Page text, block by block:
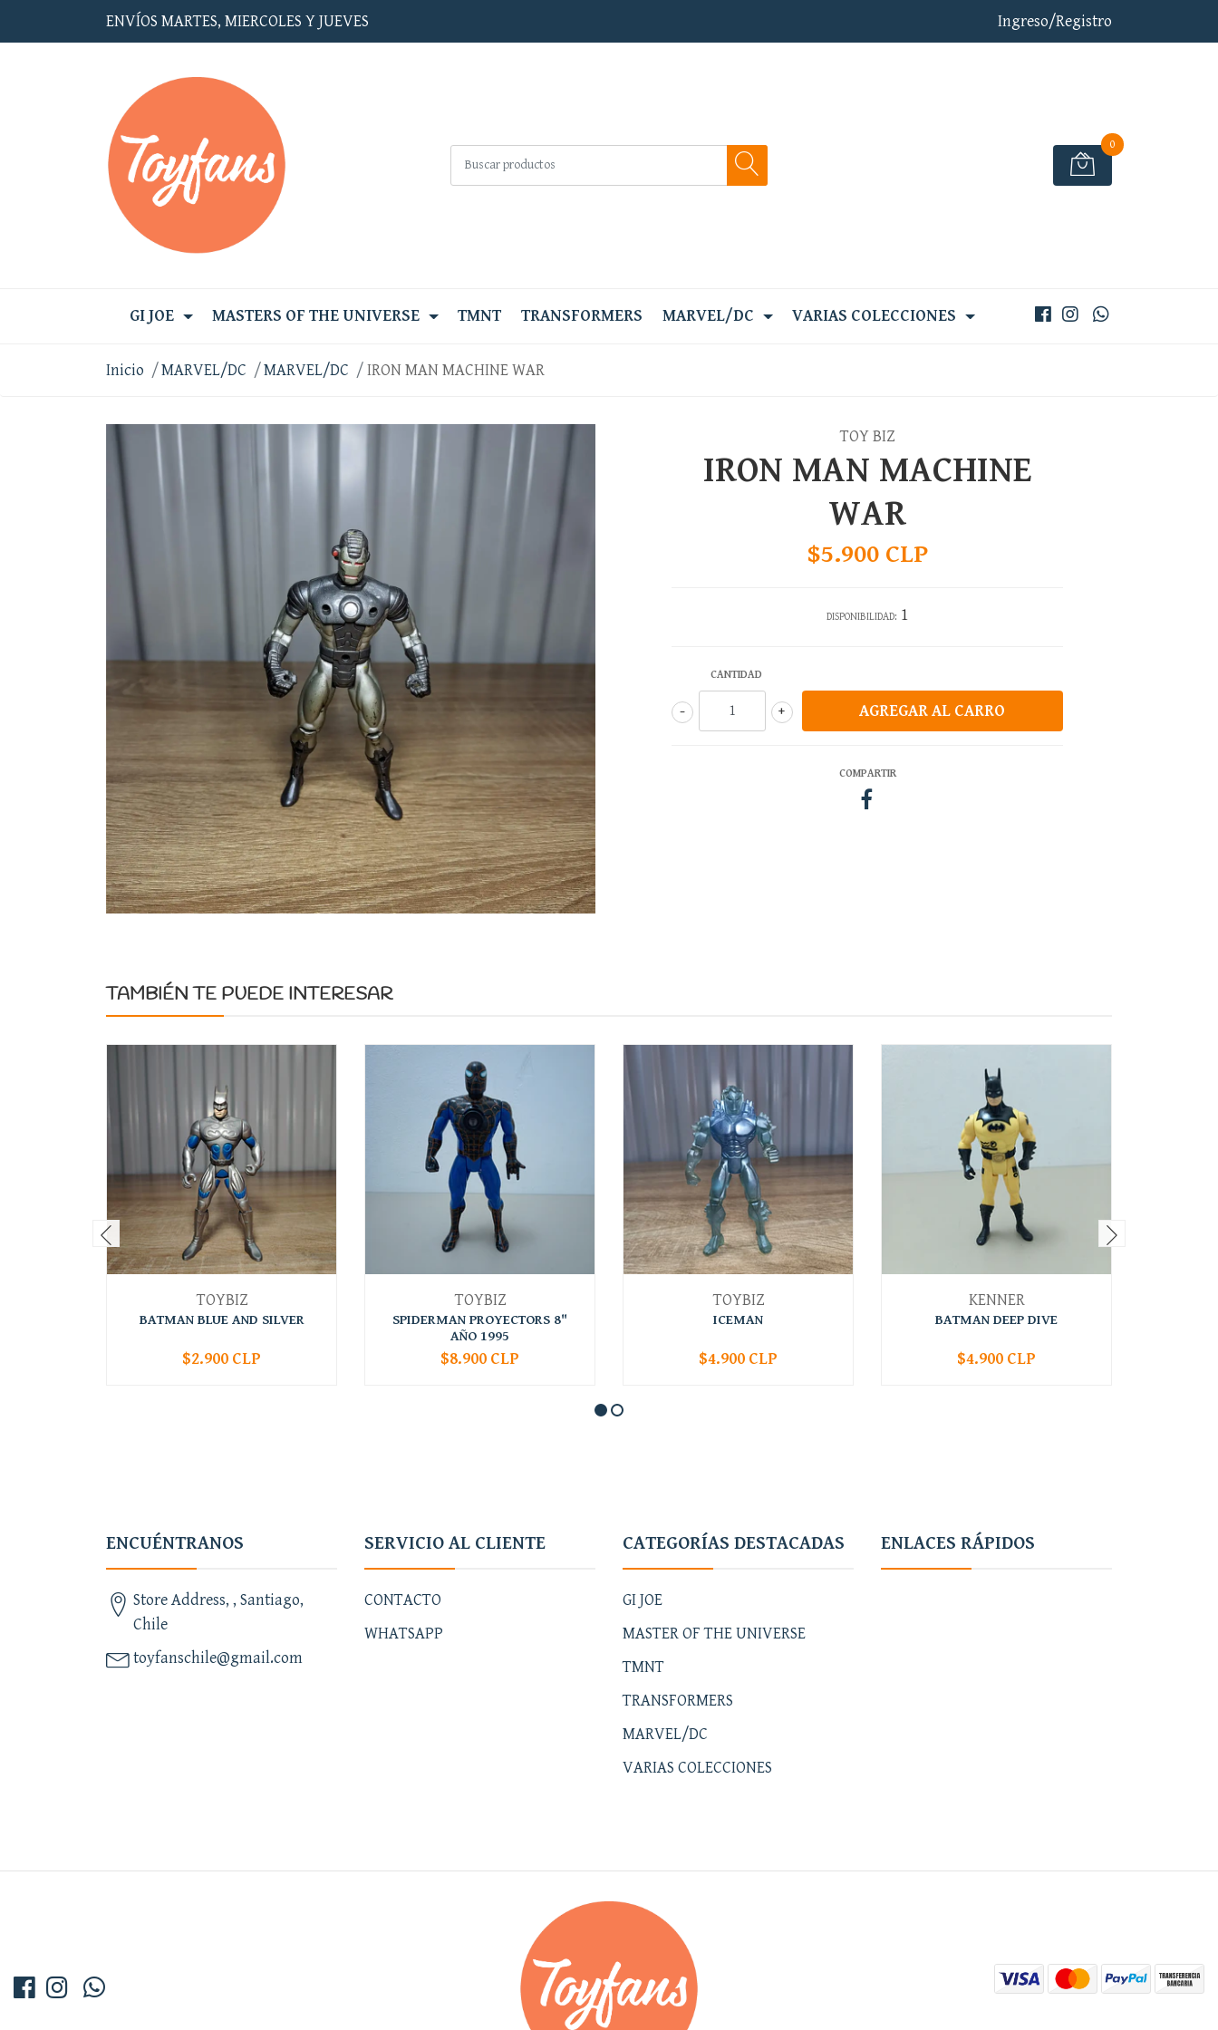
ENVÍOS MARTES, MIERCOLES Y JUEVES Ingreso/Registro
0
GI JOE MASTERS OF THE UNIVERSE TMNT TRANSFORMERS MARVEL/DC VARIAS COLECCIONES
Inicio MARVEL/DC MARVEL/DC IRON MAN MACHINE WAR
TOY BIZ
IRON MAN MACHINE
WAR
$5.900 CLP
DISPONIBILIDAD: 1
CANTIDAD
+
-
COMPARTIR
TAMBIÉN TE PUEDE INTERESAR
TOYBIZ
BATMAN BLUE AND SILVER
+
$2.900 CLP
TOYBIZ
SPIDERMAN PROYECTORS 8"
AÑO 1995
+
$8.900 CLP
TOYBIZ
ICEMAN
+
$4.900 CLP
KENNER
BATMAN DEEP DIVE
+
$4.900 CLP
ENCUÉNTRANOS
Store Address, , Santiago,
Chile
toyfanschile@gmail.com
SERVICIO AL CLIENTE
CONTACTO
WHATSAPP
CATEGORÍAS DESTACADAS
GI JOE
MASTER OF THE UNIVERSE
TMNT
TRANSFORMERS
MARVEL/DC
VARIAS COLECCIONES
ENLACES RÁPIDOS